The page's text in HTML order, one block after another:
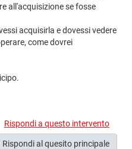
all'acquisizione se fosse
acquisirla e dovessi vedere
come dovrei
Rispondi a questo intervento
Rispondi al quesito principale